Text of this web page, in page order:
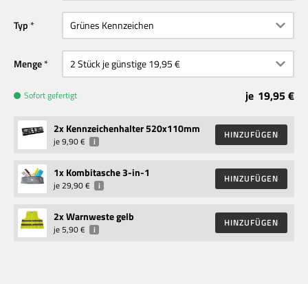
Typ
Menge
Sofort gefertigt je 19,95 €
2x Kennzeichenhalter 520x110mm
je9,90 € i
HINZUFÜGEN
1x Kombitasche 3-in-1
je29,90 € i
HINZUFÜGEN
2x Warnweste gelb
je5,90 € i
HINZUFÜGEN